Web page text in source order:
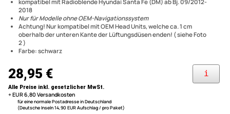
ACV Doppel DIN
Hyundai Santa Fé (DM)
Radioblende Komplettset passend für 2 DIN Radios gängiger
Marken
kompatibel mit Radioblende Hyundai Santa Fe (DM) ab Bj. 09/2012-
2018
Achtung! Nur kompatibel mit OEM Head Units, welche ca. 1 cm
oberhalb der unteren Kante der Lüftungsdüsen enden! ( siehe Foto
2 )
Farbe: schwarz
Produkt bewerten